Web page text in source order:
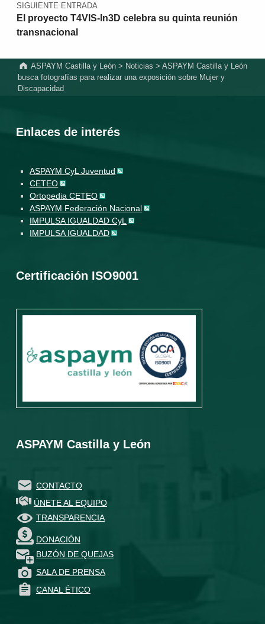
SIGUIENTE ENTRADA
El proyecto T4VIS-In3D celebra su quinta reunión
transnacional
ASPAYM Castilla y León > Noticias >ASPAYM Castilla y León
busca fotografías para realizar una exposición sobre Mujer y
Discapacidad
Enlaces de interés
ASPAYM CyL Juventud
CETEO
Ortopedia CETEO
ASPAYM Federación Nacional
IMPULSA IGUALDAD CyL
IMPULSA IGUALDAD
Certificación ISO9001
ASPAYM Castilla y León
CONTACTO
ÚNETE AL EQUIPO
TRANSPARENCIA
DONACIÓN
BUZÓN DE QUEJAS
SALA DE PRENSA
CANAL ÉTICO